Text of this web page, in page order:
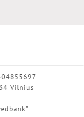
Vilnius